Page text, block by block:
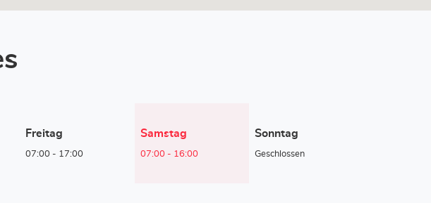
Freitag
07:00 - 17:00
Heutige
Öffnungszeiten
Samstag
07:00 - 16:00
Sonntag
Geschlossen